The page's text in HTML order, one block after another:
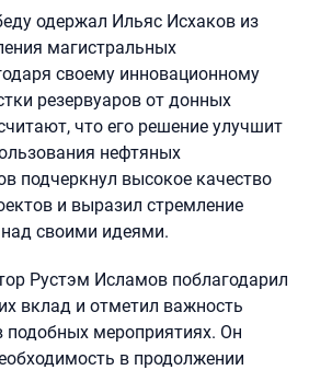
одержал Ильяс Исхаков из
магистральных
своему инновационному
резервуаров от донных
что его решение улучшит
нефтяных
подчеркнул высокое качество
и выразил стремление
своими идеями.
Рустэм Исламов поблагодарил
вклад и отметил важность
подобных мероприятиях. Он
в продолжении